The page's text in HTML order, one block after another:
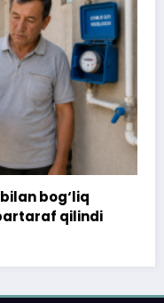
bog‘liq
qilindi